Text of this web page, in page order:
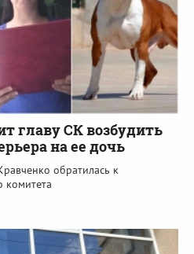
главу СК возбудить
на ее дочь
обратилась к
комитета